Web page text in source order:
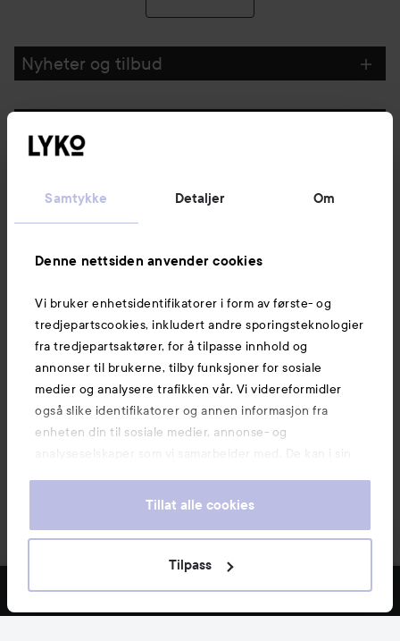
Samtykke Detaljer Om
Denne nettsiden anvender cookies
Vi bruker enhetsidentifikatorer i form av første- og
tredjepartscookies, inkludert andre sporingsteknologier
fra tredjepartsaktører, for å tilpasse innhold og
annonser til brukerne, tilby funksjoner for sosiale
medier og analysere trafikken vår. Vi videreformidler
også slike identifikatorer og annen informasjon fra
enheten din til sosiale medier, annonse- og
analyseselskaper som vi samarbeider med. De kan i sin
informasjon som du har oppgitt eller som de har samlet
våre cookies ved å fortsette å bruke nettsiden vår. For
informasjon om hvordan du kan endre innstillingene for
Tillat alle cookies
Tilpass
FILTRE MEST SOLGTE
Nyheter og tilbud
Kundeservice
Informasjon
Også av interesse
E-handel av Avensia